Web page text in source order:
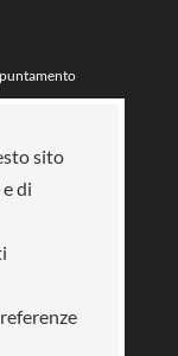
sito
di